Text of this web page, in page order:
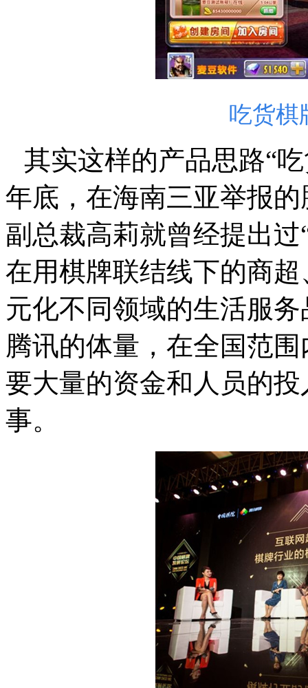
吃货棋
其实这样的产品思路“
年底，在海南三亚举报
副总裁高莉就曾经提出过
在用棋牌联结线下的商
元化不同领域的生活服
腾讯的体量，在全国范
要大量的资金和人员的
事。